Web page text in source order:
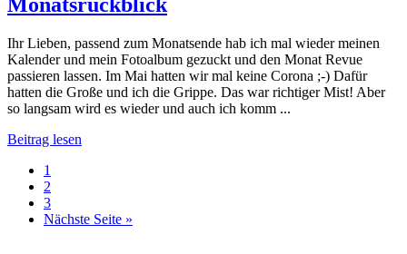
Ihr Lieben, passend zum Monatsende hab ich mal wieder meinen
Kalender und mein Fotoalbum gezuckt und den Monat Revue
passieren lassen. Im Mai hatten wir mal keine Corona ;-) Dafür
hatten die Große und ich die Grippe. Das war richtiger Mist! Aber
so langsam wird es wieder und auch ich komm ...
Beitrag lesen
1
2
3
Nächste Seite »